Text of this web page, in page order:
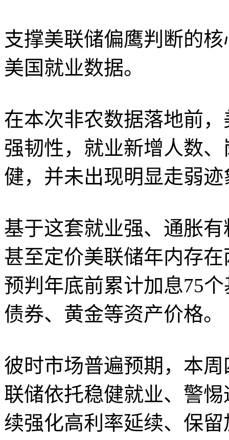
支撑美联储偏鹰判断的
美国就业数据。
在本次非农数据落地前
强韧性，就业新增人数
健，并未出现明显走弱迹
基于这套就业强、通胀
甚至定价美联储年内存
预判年底前累计加息75
债券、黄金等资产价格。
彼时市场普遍预期，本
联储依托稳健就业、警
续强化高利率延续、保